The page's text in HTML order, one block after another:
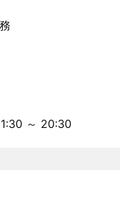
～ 20:30